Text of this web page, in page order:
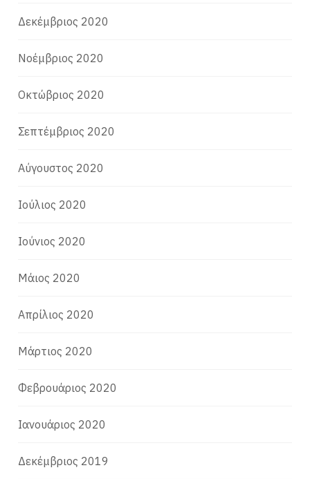
Δεκέμβριος 2020
Νοέμβριος 2020
Οκτώβριος 2020
Σεπτέμβριος 2020
Αύγουστος 2020
Ιούλιος 2020
Ιούνιος 2020
Μάιος 2020
Απρίλιος 2020
Μάρτιος 2020
Φεβρουάριος 2020
Ιανουάριος 2020
Δεκέμβριος 2019